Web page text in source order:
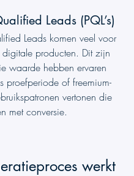
Leads (PQL’s)
Leads komen veel voor
producten. Dit zijn
waarde hebben ervaren
proefperiode of freemium-
vertonen die
met conversie.
werkt